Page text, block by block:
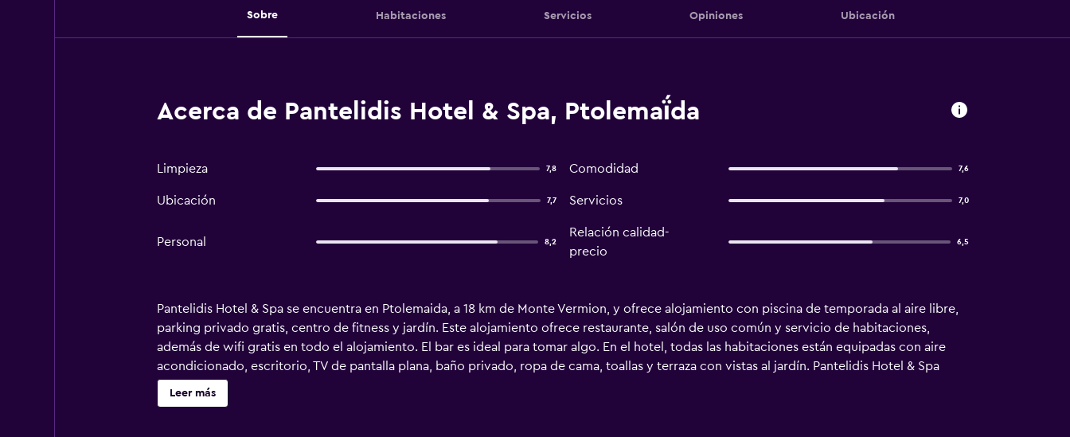
Sobre Habitaciones Servicios Opiniones Ubicación
Acerca de Pantelidis Hotel & Spa, Ptolemaḯda
Limpieza 7,8 Comodidad 7,6
Ubicación 7,7 Servicios 7,0
Personal 8,2
Relación calidad-
precio
6,5
Pantelidis Hotel & Spa se encuentra en Ptolemaida, a 18 km de Monte Vermion, y ofrece alojamiento con piscina de temporada al aire libre,
parking privado gratis, centro de fitness y jardín. Este alojamiento ofrece restaurante, salón de uso común y servicio de habitaciones,
además de wifi gratis en todo el alojamiento. El bar es ideal para tomar algo. En el hotel, todas las habitaciones están equipadas con aire
acondicionado, escritorio, TV de pantalla plana, baño privado, ropa de cama, toallas y terraza con vistas al jardín. Pantelidis Hotel & Spa
dispone de algunas unidades con vistas a la ciudad, y todas cuentan con balcón. Todas las unidades cuentan con nevera. En el alojamiento
se puede disfrutar de un desayuno buffet o continental. Se puede jugar al ping-pong en este hotel de 3 estrellas, y hay alquiler de coches.
Leer más